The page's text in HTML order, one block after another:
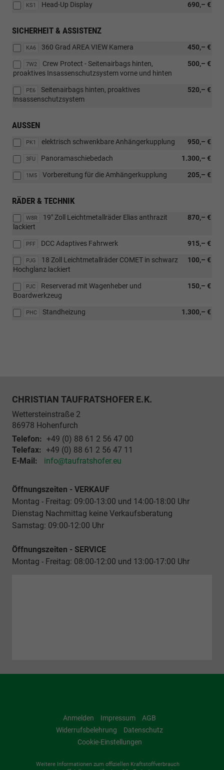
KS1 690,– €
Head-Up Display
SICHERHEIT & ASSISTENZ
KA6 450,– €
360 Grad AREA VIEW Kamera
7W2 500,– €
Crew Protect - Seitenairbags hinten,
proaktives Insassenschutzsystem vorne und hinten
PE6 520,– €
Seitenairbags hinten, proaktives
Insassenschutzsystem
AUSSEN
PK1 950,– €
elektrisch schwenkbare Anhängerkupplung
3FU 1.300,– €
Panoramaschiebedach
1M5 205,– €
Vorbereitung für die Amhängerkupplung
RÄDER & TECHNIK
W8R 870,– €
19" Zoll Leichtmetallräder Elias anthrazit
lackiert
PFF 915,– €
DCC Adaptives Fahrwerk
PJG 100,– €
18 Zoll Leichtmetallräder COMET in schwarz
Hochglanz lackiert
PJC 150,– €
Reserverad mit Wagenheber und
Boardwerkzeug
PHC 1.300,– €
Standheizung
CHRISTIAN TAUFRATSHOFER E.K.
Wettersteinstraße 2
86978 Hohenfurch
Telefon: +49 (0) 88 61 2 56 47 00
Telefax: +49 (0) 88 61 2 56 47 11
E-Mail:
info@taufratshofer.eu
Öffnungszeiten - VERKAUF
Montag - Freitag: 09:00-13:00 und 14:00-18:00 Uhr
Dienstag Nachmittag keine Verkaufsberatung
Samstag: 09:00-12:00 Uhr
Öffnungszeiten - SERVICE
Montag - Freitag: 08:00-12:00 und 13:00-17:00 Uhr
Anmelden Impressum
AGB
Widerrufsbelehrung
Datenschutz
Cookie-Einstellungen
Weitere Informationen zum offiziellen Kraftstoffverbrauch